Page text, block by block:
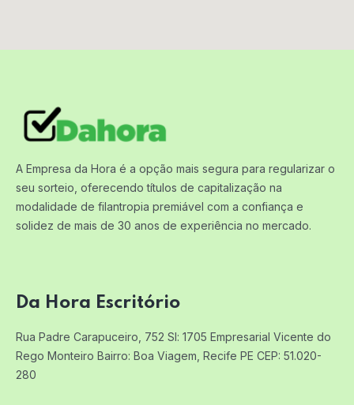
A Empresa da Hora é a opção mais segura para regularizar o
seu sorteio, oferecendo títulos de capitalização na
modalidade de filantropia premiável com a confiança e
solidez de mais de 30 anos de experiência no mercado.
Da Hora Escritório
Rua Padre Carapuceiro, 752 Sl: 1705 Empresarial Vicente do
Rego Monteiro Bairro: Boa Viagem, Recife PE CEP: 51.020-
280